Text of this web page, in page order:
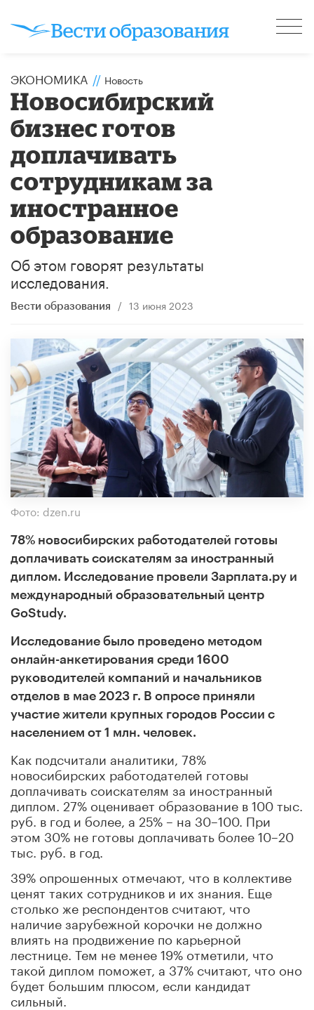
ЭКОНОМИКА // Новость
Новосибирский
бизнес готов
доплачивать
сотрудникам за
иностранное
образование
Об этом говорят результаты
исследования.
Вести образования / 13 июня 2023
Фото: dzen.ru
78% новосибирских работодателей готовы
доплачивать соискателям за иностранный
диплом. Исследование провели Зарплата.ру и
международный образовательный центр
GoStudy.
Исследование было проведено методом
онлайн-анкетирования среди 1600
руководителей компаний и начальников
отделов в мае 2023 г. В опросе приняли
участие жители крупных городов России с
населением от 1 млн. человек.
Как подсчитали аналитики, 78%
новосибирских работодателей готовы
доплачивать соискателям за иностранный
диплом. 27% оценивает образование в 100 тыс.
руб. в год и более, а 25% – на 30–100. При
этом 30% не готовы доплачивать более 10–20
тыс. руб. в год.
39% опрошенных отмечают, что в коллективе
ценят таких сотрудников и их знания. Еще
столько же респондентов считают, что
наличие зарубежной корочки не должно
влиять на продвижение по карьерной
лестнице. Тем не менее 19% отметили, что
такой диплом поможет, а 37% считают, что оно
будет большим плюсом, если кандидат
сильный.